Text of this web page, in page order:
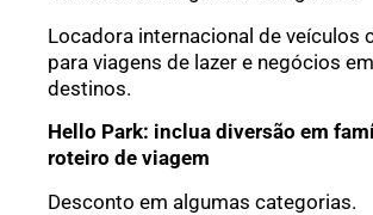
Locadora internacional de veículos
para viagens de lazer e negócios
destinos.
Hello Park: inclua diversão em
roteiro de viagem
Desconto em algumas categorias.